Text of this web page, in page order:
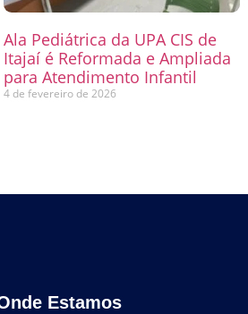
Ala Pediátrica da UPA CIS de
Itajaí é Reformada e Ampliada
para Atendimento Infantil
4 de fevereiro de 2026
Estamos